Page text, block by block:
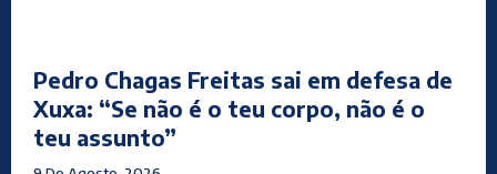
Pedro Chagas Freitas sai em defesa de
Xuxa: “Se não é o teu corpo, não é o
teu assunto”